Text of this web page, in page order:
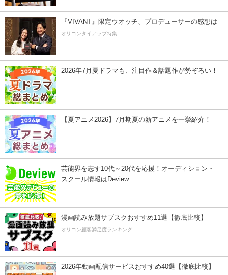
『VIVANT』限定ウオッチ、プロデューサーの感想は
オリコンタイアップ特集
2026年7月夏ドラマも、注目作＆話題作が勢ぞろい！
【夏アニメ2026】7月期夏の新アニメを一挙紹介！
芸能界を志す10代～20代を応援！オーディション・
スクール情報はDeview
漫画読み放題サブスクおすすめ11選【徹底比較】
オリコン顧客満足度ランキング
2026年動画配信サービスおすすめ40選【徹底比較】